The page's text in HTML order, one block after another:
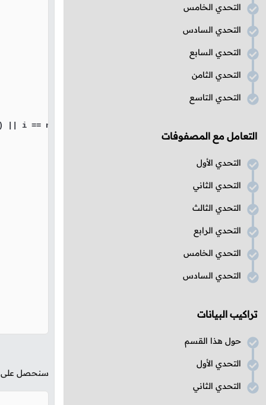
التحدي الخامس
التحدي السادس
التحدي السابع
التحدي الثامن
التحدي التاسع
التعامل مع المصفوفات
التحدي الأول
التحدي الثاني
التحدي الثالث
التحدي الرابع
التحدي الخامس
التحدي السادس
تراكيب البيانات
حول هذا القسم
التحدي الأول
التحدي الثاني
) || i == n /
سنحصل على